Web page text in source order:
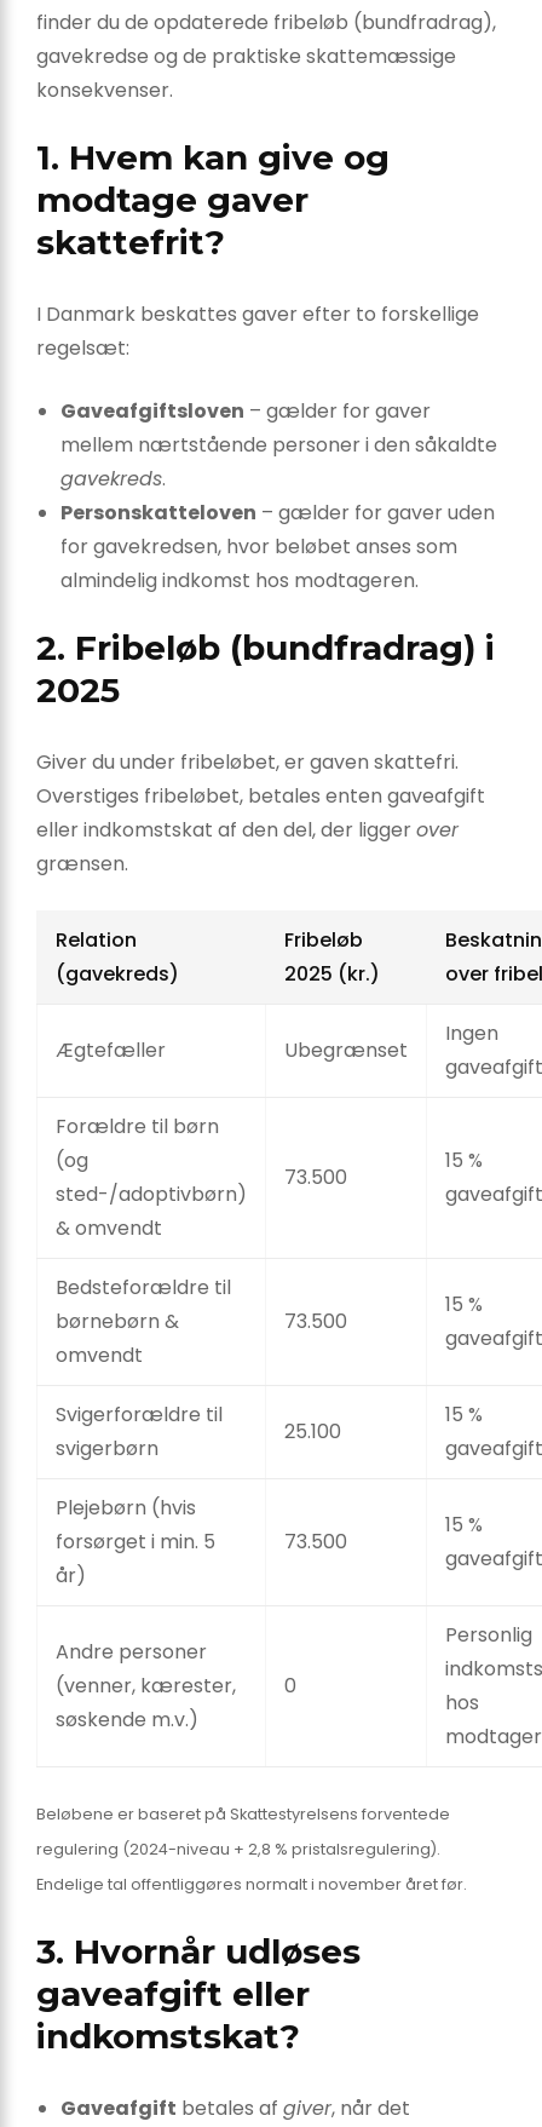
finder du de opdaterede fribeløb (bundfradrag),
gavekredse og de praktiske skattemæssige
konsekvenser.
1. Hvem kan give og
modtage gaver
skattefrit?
I Danmark beskattes gaver efter to forskellige
regelsæt:
Gaveafgiftsloven – gælder for gaver
mellem nærtstående personer i den såkaldte
gavekreds.
Personskatteloven – gælder for gaver uden
for gavekredsen, hvor beløbet anses som
almindelig indkomst hos modtageren.
2. Fribeløb (bundfradrag) i
2025
Giver du under fribeløbet, er gaven skattefri.
Overstiges fribeløbet, betales enten gaveafgift
eller indkomstskat af den del, der liggerover
grænsen.
Relation
(gavekreds)
Fribeløb
2025 (kr.)
over
Ægtefæller Ubegrænset
Ingen
gaveafgift
Forældre til børn
(og
sted-/adoptivbørn)
& omvendt
73.500
15 %
gaveafgift
Bedsteforældre til
børnebørn &
omvendt
73.500
15 %
gaveafgift
Svigerforældre til
svigerbørn
25.100
15 %
gaveafgift
Plejebørn (hvis
forsørget i min. 5
år)
73.500
15 %
gaveafgift
Andre personer
(venner, kærester,
søskende m.v.)
0
Personlig
hos
modtager
Beløbene er baseret på Skattestyrelsens forventede
regulering (2024-niveau + 2,8 % pristalsregulering).
Endelige tal offentliggøres normalt i november året før.
3. Hvornår udløses
gaveafgift eller
indkomstskat?
Gaveafgift betales af giver, når det